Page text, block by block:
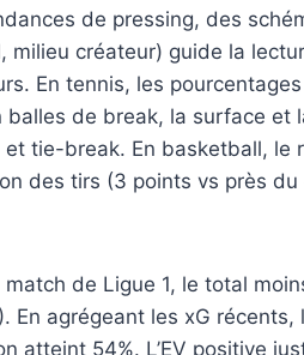
de pressing, des
milieu créateur) guide la
En tennis, les
balles de break, la surface et
tie-break. En basketball, le
des tirs (3 points vs près
de Ligue 1, le total
En agrégeant les xG
atteint 54%. L’EV positive